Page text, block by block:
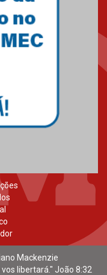
Mackenzie
libertará." João 8:32